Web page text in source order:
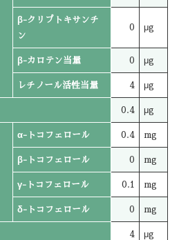
β-クリプトキサンチ
ン
0 μg
β-カロテン当量 0 μg
レチノール活性当量 4 μg
0.4 μg
α-トコフェロール 0.4 mg
β-トコフェロール 0 mg
γ-トコフェロール 0.1 mg
δ-トコフェロール 0 mg
4 μg